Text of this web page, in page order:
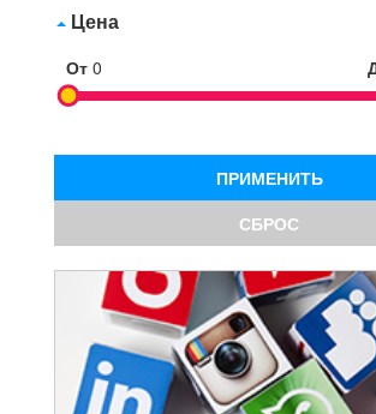
Цена
От 0
ПРИМЕНИТЬ
СБРОС